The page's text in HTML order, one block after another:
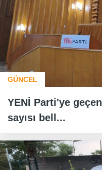
GÜNCEL
YENİ Parti'ye
sayısı bell...